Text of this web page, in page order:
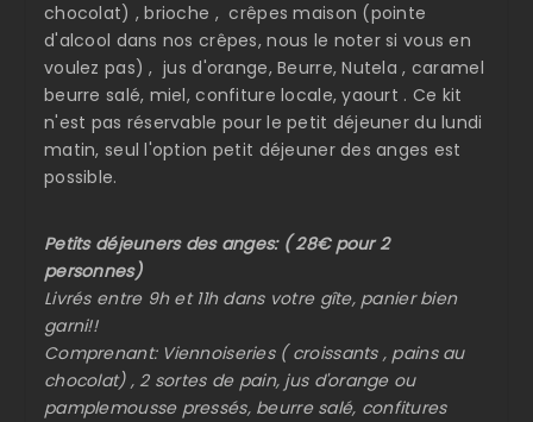
chocolat) , brioche , crêpes maison (pointe
d'alcool dans nos crêpes, nous le noter si vous en
voulez pas) , jus d'orange, Beurre, Nutela , caramel
beurre salé, miel, confiture locale, yaourt . Ce kit
n'est pas réservable pour le petit déjeuner du lundi
matin, seul l'option petit déjeuner des anges est
possible.
Petits déjeuners des anges: ( 28€ pour 2
personnes)
Livrés entre 9h et 11h dans votre gîte, panier bien
garni!!
Comprenant: Viennoiseries ( croissants , pains au
chocolat) , 2 sortes de pain, jus d'orange ou
pamplemousse pressés, beurre salé, confitures